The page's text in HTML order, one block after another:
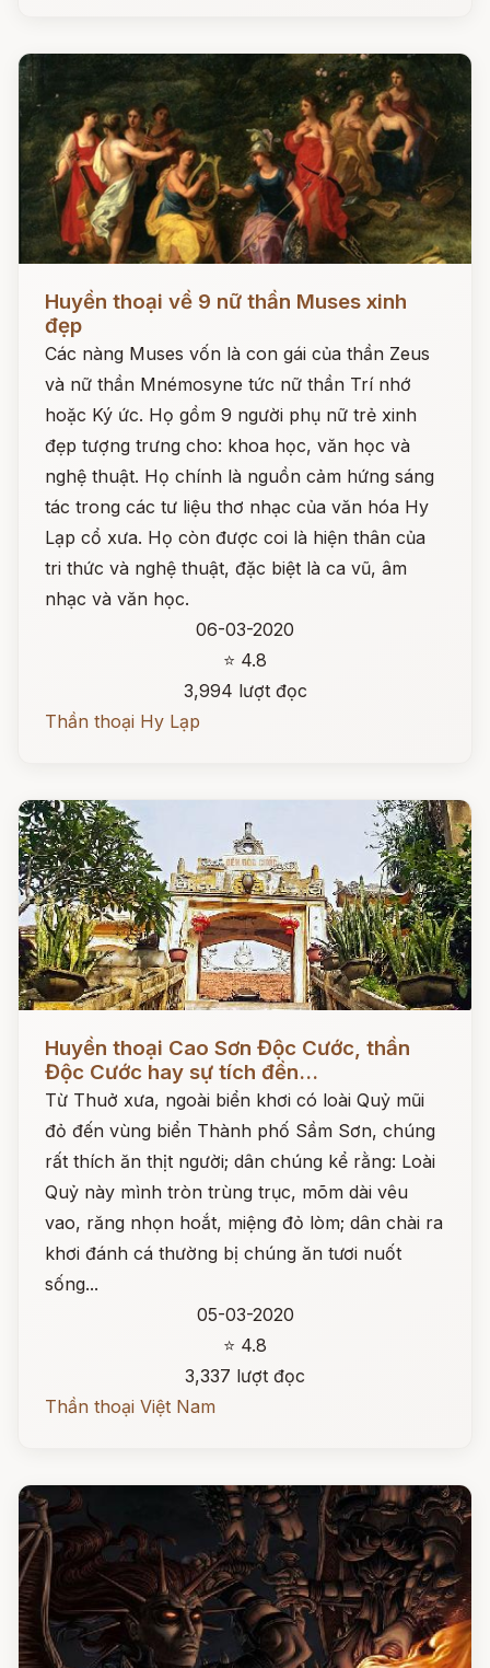
Đọc ngay
Huyền thoại về 9 nữ thần Muses xinh
đẹp
Các nàng Muses vốn là con gái của thần Zeus
và nữ thần Mnémosyne tức nữ thần Trí nhớ
hoặc Ký ức. Họ gồm 9 người phụ nữ trẻ xinh
đẹp tượng trưng cho: khoa học, văn học và
nghệ thuật. Họ chính là nguồn cảm hứng sáng
tác trong các tư liệu thơ nhạc của văn hóa Hy
Lạp cổ xưa. Họ còn được coi là hiện thân của
tri thức và nghệ thuật, đặc biệt là ca vũ, âm
nhạc và văn học.
06-03-2020
⭐ 4.8
3,994 lượt đọc
Thần thoại Hy Lạp
Đọc ngay
Huyền thoại Cao Sơn Độc Cước, thần
Độc Cước hay sự tích đền...
Từ Thuở xưa, ngoài biển khơi có loài Quỷ mũi
đỏ đến vùng biển Thành phố Sầm Sơn, chúng
rất thích ăn thịt người; dân chúng kể rằng: Loài
Quỷ này mình tròn trùng trục, mõm dài vêu
vao, răng nhọn hoắt, miệng đỏ lòm; dân chài ra
khơi đánh cá thường bị chúng ăn tươi nuốt
sống...
05-03-2020
⭐ 4.8
3,337 lượt đọc
Thần thoại Việt Nam